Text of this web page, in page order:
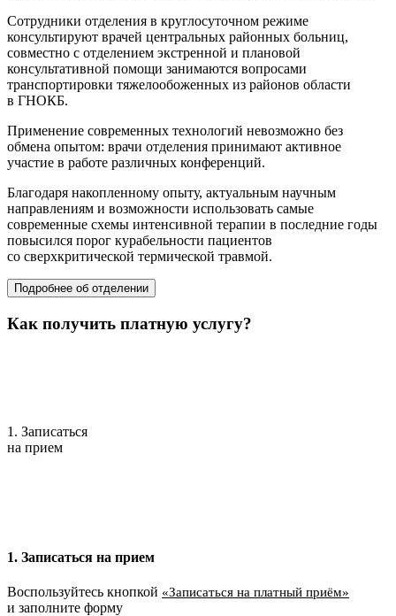
Сотрудники отделения в круглосуточном режиме
консультируют врачей центральных районных больниц,
совместно с отделением экстренной и плановой
консультативной помощи занимаются вопросами
транспортировки тяжелообоженных из районов области
в ГНОКБ.
Применение современных технологий невозможно без
обмена опытом: врачи отделения принимают активное
участие в работе различных конференций.
Благодаря накопленному опыту, актуальным научным
направлениям и возможности использовать самые
современные схемы интенсивной терапии в последние годы
повысился порог курабельности пациентов
со сверхкритической термической травмой.
Подробнее об отделении
Как получить платную услугу?
1. Записаться
на прием
1. Записаться на прием
Воспользуйтесь кнопкой «Записаться на платный приём»
и заполните форму